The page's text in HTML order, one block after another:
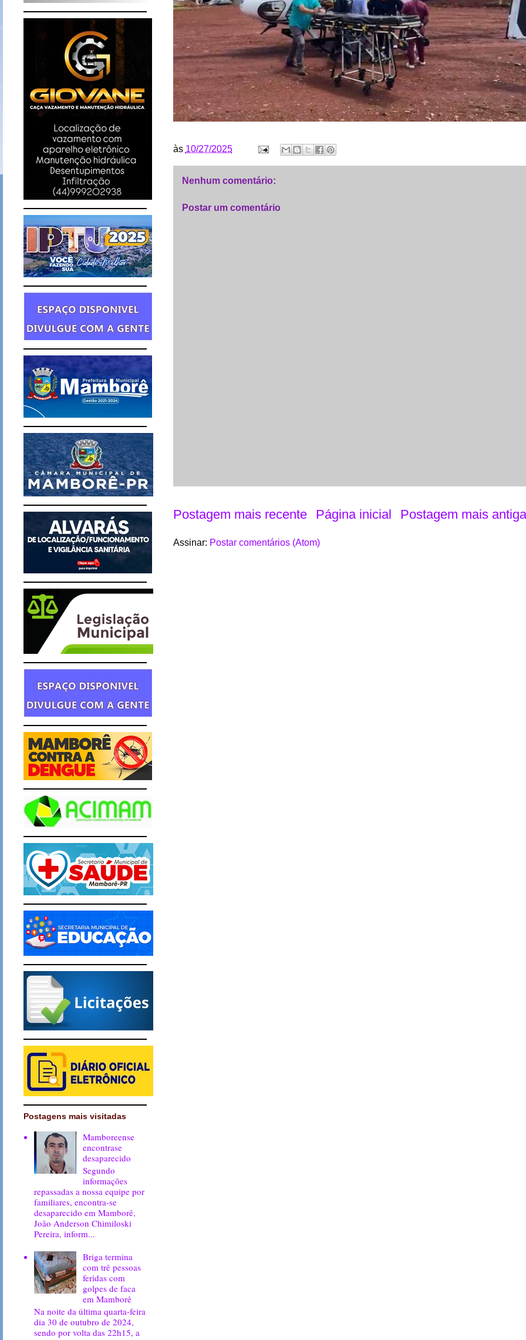
às 10/27/2025
Nenhum comentário:
Postar um comentário
Postagem mais recente Postagem mais antiga
Página inicial
Assinar: Postar comentários (Atom)
Postagens mais visitadas
Mamboreense
encontrase
desaparecido
Segundo
informações
repassadas a nossa equipe por
familiares, encontra-se
desaparecido em Mamborê,
João Anderson Chimiloski
Pereira, inform...
Briga termina
com trê pessoas
feridas com
golpes de faca
em Mamborê
Na noite da última quarta-feira
dia 30 de outubro de 2024,
sendo por volta das 22h15, a